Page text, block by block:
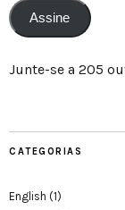
Assine
Junte-se a 205
CATEGORIAS
English (1)